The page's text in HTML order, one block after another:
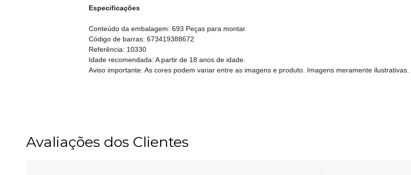
Especificações
Conteúdo da embalagem: 693 Peças para montar.
Código de barras: 673419388672
Referência: 10330
Idade recomendada: A partir de 18 anos de idade.
Aviso importante: As cores podem variar entre as imagens e produto. Imagens meramente ilustrativas.
Avaliações dos Clientes